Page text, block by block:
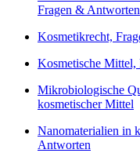
Fragen & Antworten
Kosmetikrecht,
Kosmetische Mittel,
Mikrobiologische
kosmetischer Mittel
Nanomaterialien in
Antworten